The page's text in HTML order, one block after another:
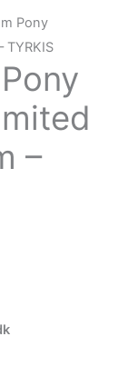
Pony
TYRKIS
–